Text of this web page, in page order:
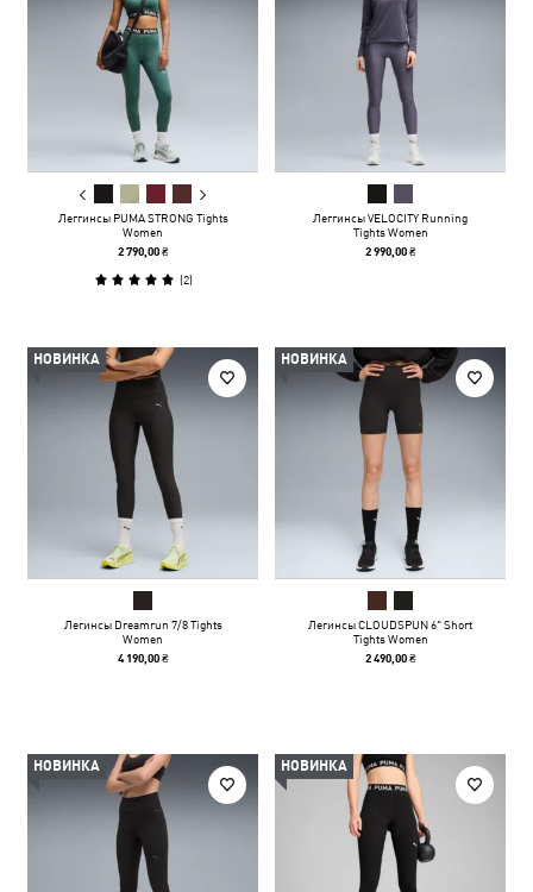
Леггинсы PUMA STRONG Tights
Women
2 790,00 ₴
(2)
Леггинсы VELOCITY Running
Tights Women
2 990,00 ₴
НОВИНКА
Легинсы Dreamrun 7/8 Tights
Women
4 190,00 ₴
НОВИНКА
Легинсы CLOUDSPUN 6" Short
Tights Women
2 490,00 ₴
НОВИНКА НОВИНКА